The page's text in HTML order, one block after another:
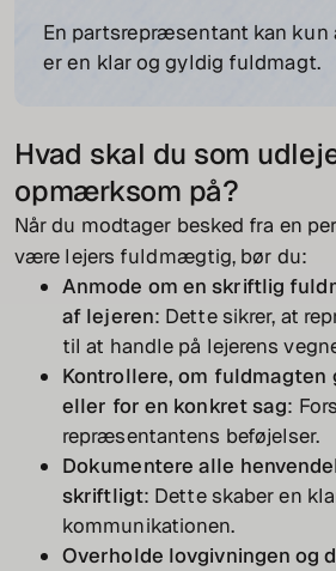
En partsrepræsentant kan kun
er en klar og gyldig fuldmagt.
Hvad skal du som
opmærksom på?
Når du modtager besked fra en
være lejers fuldmægtig, bør du:
Anmode om en skriftlig
af lejeren: Dette sikrer, at
til at handle på lejerens
Kontrollere, om
eller for en konkret sag:
repræsentantens beføjelser.
Dokumentere alle
skriftligt: Dette skaber en
kommunikationen.
Overholde lovgivningen og